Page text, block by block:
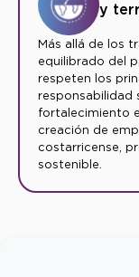
y
Más allá de los
equilibrado del
respeten los
responsabilidad
fortalecimiento
creación de
costarricense,
sostenible.